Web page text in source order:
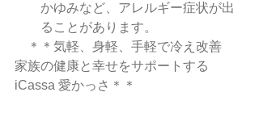
かゆみなど、アレルギー症状が出
ることがあります。
＊＊気軽、身軽、手軽で冷え改善
家族の健康と幸せをサポートする
iCassa 愛かっさ＊＊